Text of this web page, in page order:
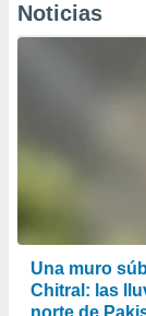
Noticias
Una muro
Chitral: las
norte de